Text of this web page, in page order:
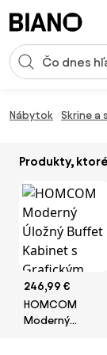
Vstup pre
Nábytok Skrine a
Produkty,
246,99 €
HOMCOM
Moderný